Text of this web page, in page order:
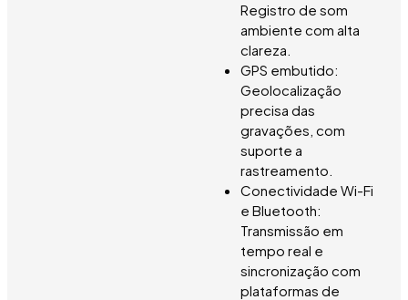
Registro de som
ambiente com alta
clareza.
GPS embutido:
Geolocalização
precisa das
gravações, com
suporte a
rastreamento.
Conectividade Wi-Fi
e Bluetooth:
Transmissão em
tempo real e
sincronização com
plataformas de